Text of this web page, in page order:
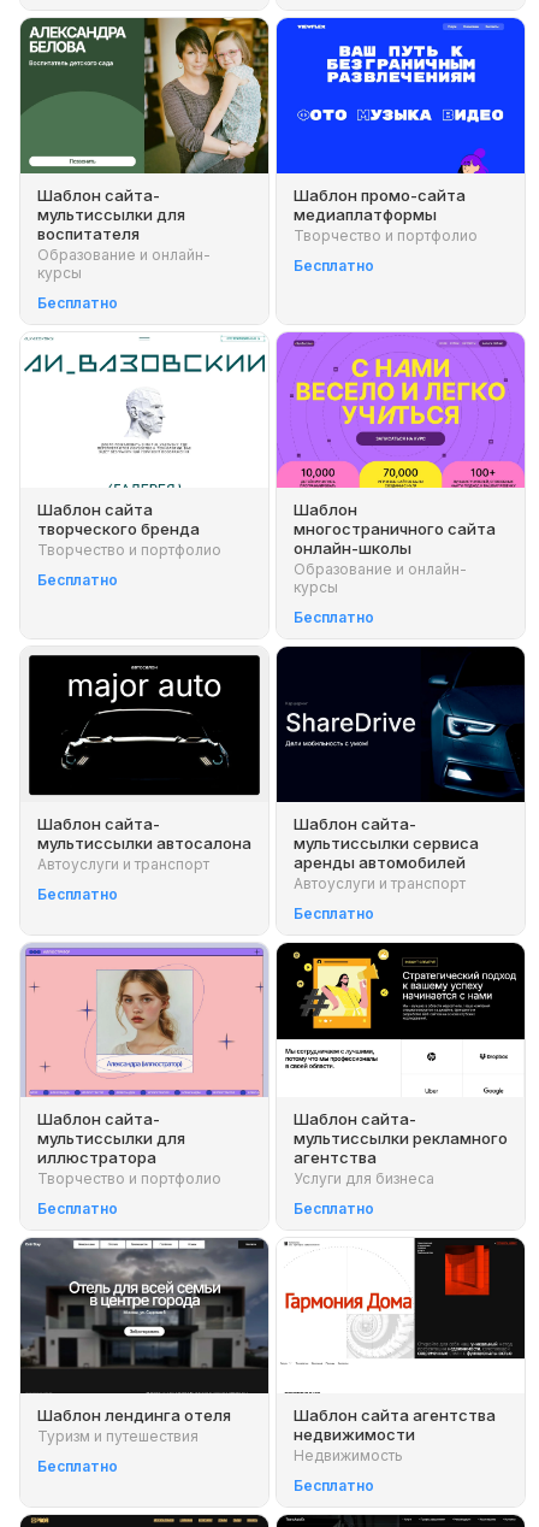
Шаблон сайта-
мультиссылки для
воспитателя
Образование и онлайн-
курсы
Бесплатно
Шаблон промо-сайта
медиаплатформы
Творчество и портфолио
Бесплатно
Шаблон сайта
творческого бренда
Творчество и портфолио
Бесплатно
Шаблон
многостраничного сайта
онлайн-школы
Образование и онлайн-
курсы
Бесплатно
Шаблон сайта-
мультиссылки автосалона
Автоуслуги и транспорт
Бесплатно
Шаблон сайта-
мультиссылки сервиса
аренды автомобилей
Автоуслуги и транспорт
Бесплатно
Шаблон сайта-
мультиссылки для
иллюстратора
Творчество и портфолио
Бесплатно
Шаблон сайта-
мультиссылки рекламного
агентства
Услуги для бизнеса
Бесплатно
Шаблон лендинга отеля
Туризм и путешествия
Бесплатно
Шаблон сайта агентства
недвижимости
Недвижимость
Бесплатно